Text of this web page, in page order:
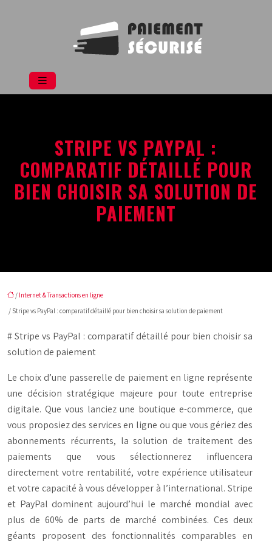
STRIPE VS PAYPAL :
COMPARATIF DÉTAILLÉ POUR
BIEN CHOISIR SA SOLUTION DE
PAIEMENT
/ Internet & Transactions en ligne
/ Stripe vs PayPal : comparatif détaillé pour bien choisir sa solution de paiement
# Stripe vs PayPal : comparatif détaillé pour bien choisir sa
solution de paiement
Le choix d’une passerelle de paiement en ligne représente
une décision stratégique majeure pour toute entreprise
digitale. Que vous lanciez une boutique e-commerce, que
vous proposiez des services en ligne ou que vous gériez des
abonnements récurrents, la solution de traitement des
paiements que vous sélectionnerez influencera
directement votre rentabilité, votre expérience utilisateur
et votre capacité à vous développer à l’international. Stripe
et PayPal dominent aujourd’hui le marché mondial avec
plus de 60% de parts de marché combinées. Ces deux
géants proposent des fonctionnalités comparables en